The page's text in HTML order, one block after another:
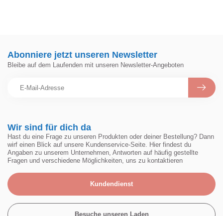
Wir sind für dich da
Hast du eine Frage zu unseren Produkten oder deiner Bestellung? Dann
wirf einen Blick auf unsere Kundenservice-Seite. Hier findest du
Angaben zu unserem Unternehmen, Antworten auf häufig gestellte
Fragen und verschiedene Möglichkeiten, uns zu kontaktieren
Kundendienst
Besuche unseren Laden
Abonniere jetzt unseren Newsletter
Bleibe auf dem Laufenden mit unseren Newsletter-Angeboten